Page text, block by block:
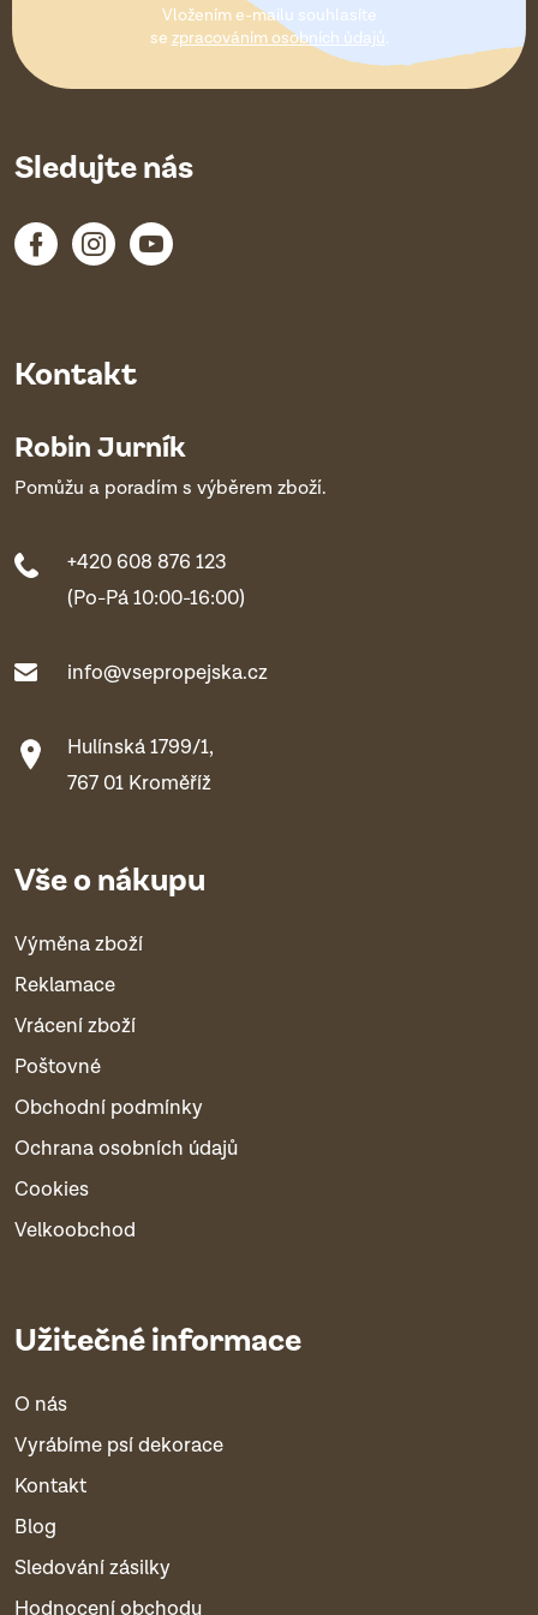
Vložením e-mailu souhlasíte
se zpracováním osobních údajů.
Kontakt
Robin Jurník
Pomůžu a poradím s výběrem zboží.
+420 608 876 123
(Po-Pá 10:00-16:00)
info@vsepropejska.cz
Hulínská 1799/1,
767 01 Kroměříž
Vše o nákupu
Výměna zboží
Reklamace
Vrácení zboží
Poštovné
Obchodní podmínky
Ochrana osobních údajů
Cookies
Velkoobchod
Užitečné informace
O nás
Vyrábíme psí dekorace
Kontakt
Blog
Sledování zásilky
Hodnocení obchodu
Sledujte nás